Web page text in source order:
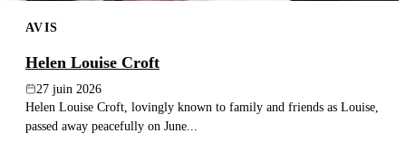
AVIS
Helen Louise Croft
27 juin 2026
Helen Louise Croft, lovingly known to family and friends as Louise,
passed away peacefully on June...